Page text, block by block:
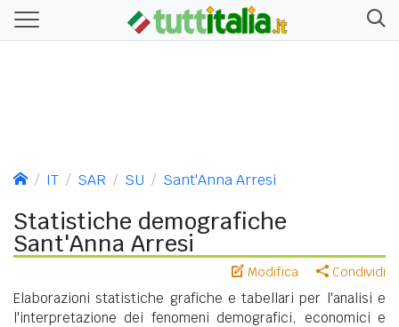
IT SAR SU Sant'Anna Arresi
Statistiche demografiche
Sant'Anna Arresi
Modifica Condividi
Elaborazioni statistiche grafiche e tabellari per l'analisi e
l'interpretazione dei fenomeni demografici, economici e